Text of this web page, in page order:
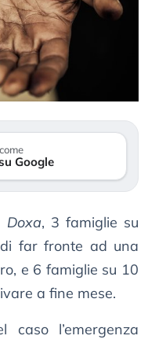
Google
Doxa, 3 famiglie su
far fronte ad una
e 6 famiglie su 10
a fine mese.
caso l’emergenza